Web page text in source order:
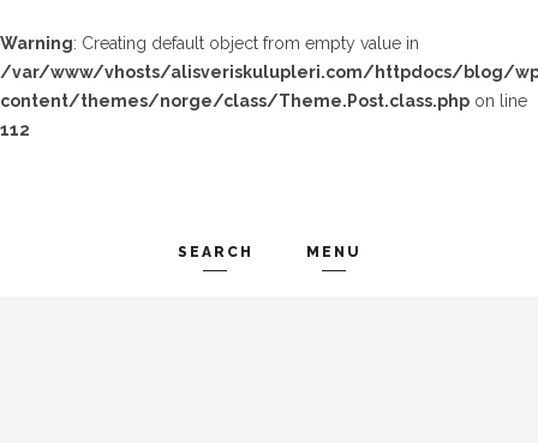
Warning: Creating default object from empty value in
/var/www/vhosts/alisveriskulupleri.com/httpdocs/blog/
content/themes/norge/class/Theme.Post.class.php on line
112
SEARCH MENU